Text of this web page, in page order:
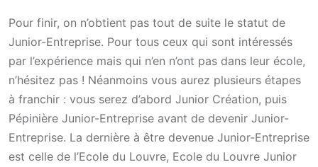
Pour finir, on n’obtient pas tout de suite le statut de
Junior-Entreprise. Pour tous ceux qui sont intéressés
par l’expérience mais qui n’en n’ont pas dans leur école,
n’hésitez pas ! Néanmoins vous aurez plusieurs étapes
à franchir : vous serez d’abord Junior Création, puis
Pépinière Junior-Entreprise avant de devenir Junior-
Entreprise. La dernière à être devenue Junior-Entreprise
est celle de l’Ecole du Louvre, Ecole du Louvre Junior